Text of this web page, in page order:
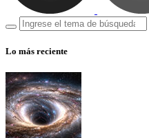
Lo más reciente